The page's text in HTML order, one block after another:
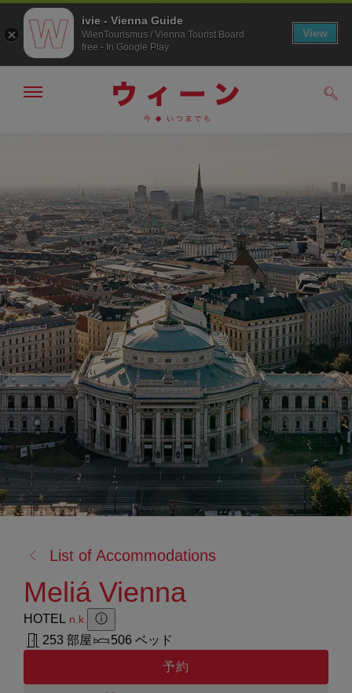
へ
ジ
の
ト
ッ
プ
へ
メ
非
表
示
る:
List of Accommodations
Meliá Vienna
HOTEL n.k.
Zusatzinformation anzeigen
Zusatzinformation ausblenden
253 部屋
506 ベッド
予約
ivie - Vienna Guide
WienTourismus / Vienna Tourist Board
free - In Google Play
View